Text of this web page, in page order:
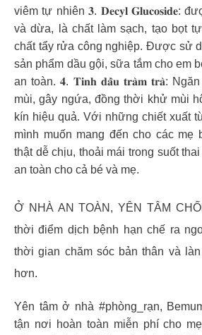
viêm tự nhiên 𝟑. 𝐃𝐞𝐜𝐲𝐥 𝐆𝐥𝐮𝐜𝐨𝐬𝐢𝐝𝐞:
và dừa, là chất làm sạch, tạo bọt
chất tẩy rửa công nghiệp. Được sử
sản phẩm dầu gội, sữa tắm cho em
an toàn. 𝟒. 𝐓𝐢𝐧𝐡 𝐝𝐚̂̀𝐮 𝐭𝐫𝐚̀𝐦 𝐭𝐫𝐚̀:
mùi, gây ngứa, đồng thời khử mùi
kín hiệu quả. Với những chiết xuất
mình muốn mang đến cho các mẹ
thật dễ chịu, thoải mái trong suốt
an toàn cho cả bé và mẹ.
Ở NHÀ AN TOÀN, YÊN TÂM
thời điểm dịch bệnh hạn chế ra
thời gian chăm sóc bản thân và
hơn.
Yên tâm ở nhà #phòng_rạn,
tận nơi hoàn toàn miễn phí cho